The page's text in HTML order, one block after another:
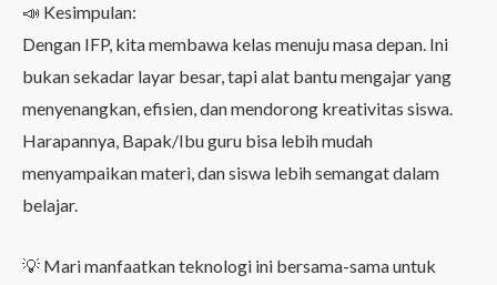
📣 Kesimpulan:
Dengan IFP, kita membawa kelas menuju masa depan. Ini
bukan sekadar layar besar, tapi alat bantu mengajar yang
menyenangkan, efisien, dan mendorong kreativitas siswa.
Harapannya, Bapak/Ibu guru bisa lebih mudah
menyampaikan materi, dan siswa lebih semangat dalam
belajar.
💡 Mari manfaatkan teknologi ini bersama-sama untuk